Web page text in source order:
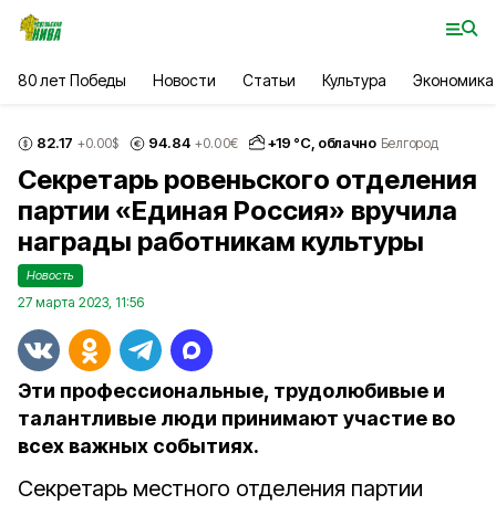
80 лет Победы Новости Статьи Культура Экономика
82.17 +0.00$ 94.84 +0.00€ +19 °С, облачно Белгород
Секретарь ровеньского отделения
партии «Единая Россия» вручила
награды работникам культуры
Новость
27 марта 2023, 11:56
Эти профессиональные, трудолюбивые и
талантливые люди принимают участие во
всех важных событиях.
Секретарь местного отделения партии